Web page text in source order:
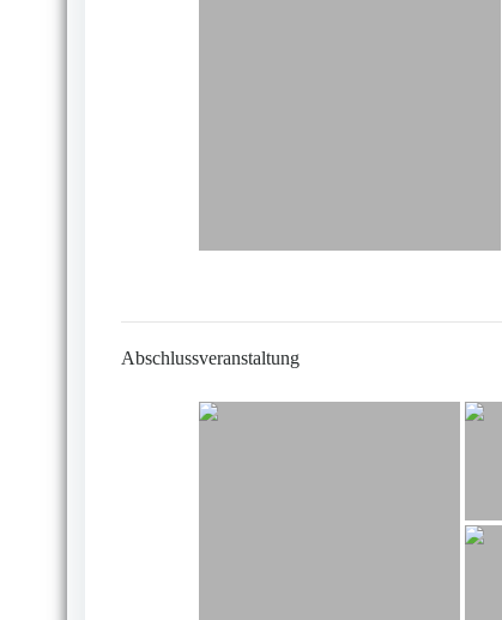
Abschlussveranstaltung